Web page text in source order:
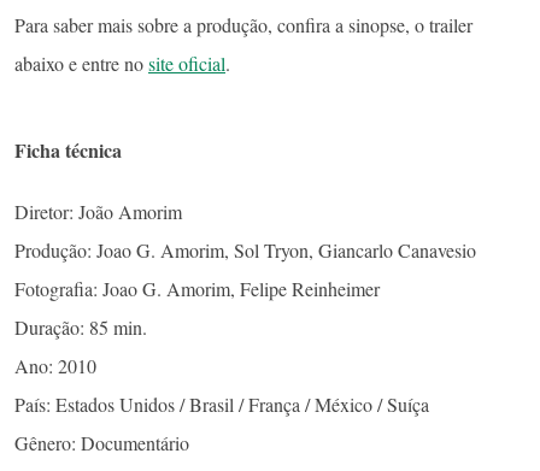
Para saber mais sobre a produção, confira a sinopse, o trailer
abaixo e entre nosite oficial.
Ficha técnica
Diretor: João Amorim
Produção: Joao G. Amorim, Sol Tryon, Giancarlo Canavesio
Fotografia: Joao G. Amorim, Felipe Reinheimer
Duração: 85 min.
Ano: 2010
País: Estados Unidos / Brasil / França / México / Suíça
Gênero: Documentário